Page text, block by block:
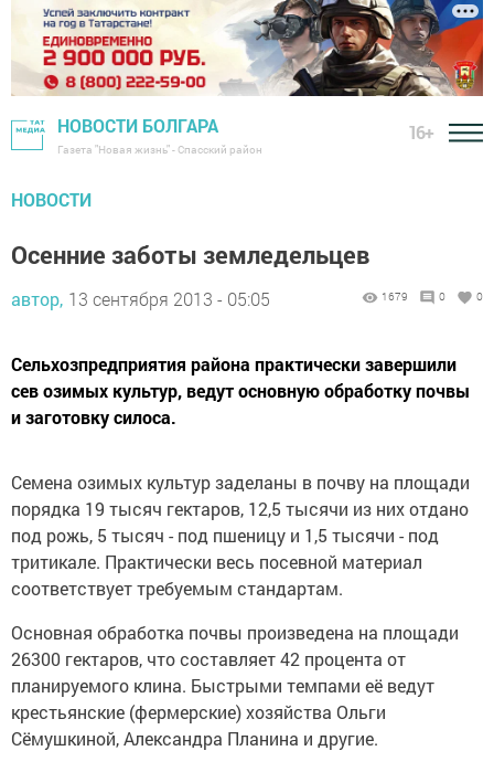
НОВОСТИ БОЛГАРА
Газета "Новая жизнь" - Спасский район
16+
НОВОСТИ
Осенние заботы земледельцев
автор, 13 сентября 2013 - 05:05 1679 0 0
Сельхозпредприятия района практически завершили
сев озимых культур, ведут основную обработку почвы
и заготовку силоса.
Семена озимых культур заделаны в почву на площади
порядка 19 тысяч гектаров, 12,5 тысячи из них отдано
под рожь, 5 тысяч - под пшеницу и 1,5 тысячи - под
тритикале. Практически весь посевной материал
соответствует требуемым стандартам.
Основная обработка почвы произведена на площади
26300 гектаров, что составляет 42 процента от
планируемого клина. Быстрыми темпами её ведут
крестьянские (фермерские) хозяйства Ольги
Сёмушкиной, Александра Планина и другие.